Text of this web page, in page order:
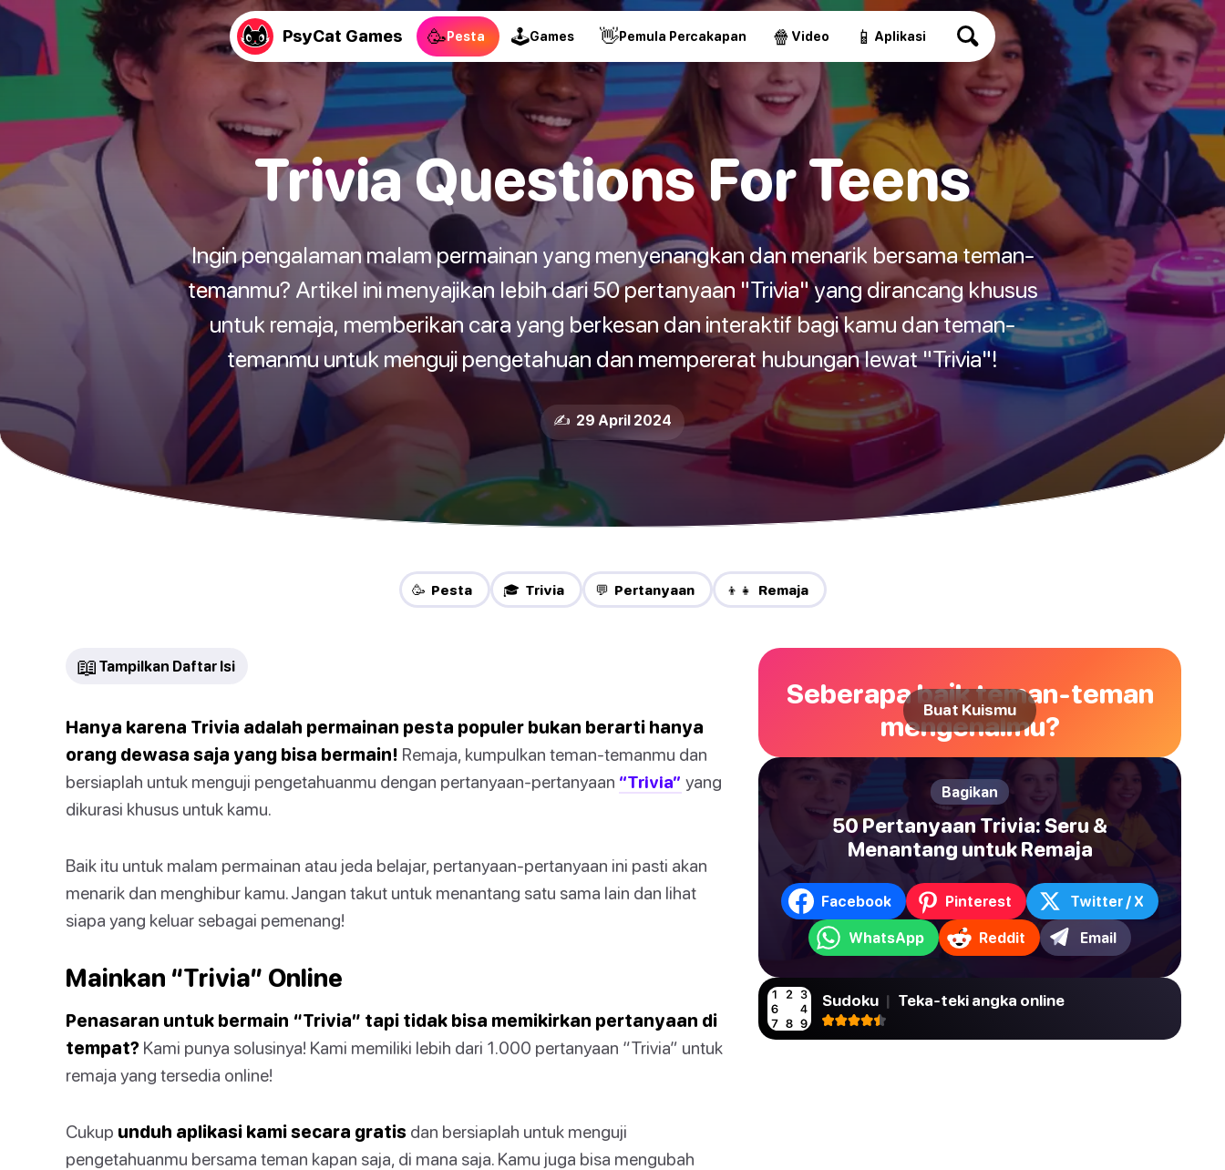
PsyCat Games 🥳Pesta 🕹Games 👋Pemula Percakapan 🍿 Video 📱 Aplikasi
Trivia Questions For Teens
Ingin pengalaman malam permainan yang menyenangkan dan menarik bersama teman-
temanmu? Artikel ini menyajikan lebih dari 50 pertanyaan "Trivia" yang dirancang khusus
untuk remaja, memberikan cara yang berkesan dan interaktif bagi kamu dan teman-
temanmu untuk menguji pengetahuan dan mempererat hubungan lewat "Trivia"!
✍️ 29 April 2024
🥳 Pesta 🎓 Trivia 💬 Pertanyaan 👦👧 Remaja
📖 Tampilkan Daftar Isi
Hanya karena Trivia adalah permainan pesta populer bukan berarti hanya
orang dewasa saja yang bisa bermain! Remaja, kumpulkan teman-temanmu dan
bersiaplah untuk menguji pengetahuanmu dengan pertanyaan-pertanyaan “Trivia” yang
dikurasi khusus untuk kamu.
Baik itu untuk malam permainan atau jeda belajar, pertanyaan-pertanyaan ini pasti akan
menarik dan menghibur kamu. Jangan takut untuk menantang satu sama lain dan lihat
siapa yang keluar sebagai pemenang!
Mainkan “Trivia” Online
Penasaran untuk bermain “Trivia” tapi tidak bisa memikirkan pertanyaan di
tempat? Kami punya solusinya! Kami memiliki lebih dari 1.000 pertanyaan “Trivia” untuk
remaja yang tersedia online!
Cukup unduh aplikasi kami secara gratis dan bersiaplah untuk menguji
pengetahuanmu bersama teman kapan saja, di mana saja. Kamu juga bisa mengubah
Seberapa baik teman-teman
mengenalmu?
Buat Kuismu
Bagikan
50 Pertanyaan Trivia: Seru &
Menantang untuk Remaja
Facebook Pinterest Twitter / X
WhatsApp Reddit Email
Sudoku | Teka-teki angka online